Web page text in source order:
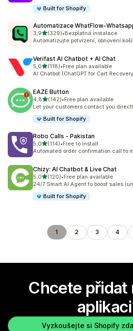
Built for Shopify
Automatizace
3,9z 5 hvězd
(329)
Celkový počet recenzí: 329
•Bezplatná instalace
Automatizujte potvrzení, obnovení
Verifast AI Chatbot + AI Chat
5,0z 5 hvězd
(118)
Celkový počet recenzí: 118
•Free plan available
AI Chatbot (ChatGPT for Cart
EAZE Button
4,8z 5 hvězd
(142)
Celkový počet recenzí: 142
•Free plan available
Let your customers contact you
Built for Shopify
Robo Calls ‑ Pakistan
5,0z 5 hvězd
(114)
Celkový počet recenzí: 114
•Free to install
Automated order confirmation call to
Chizy: AI Chatbot & Live Chat
5,0z 5 hvězd
(120)
Celkový počet recenzí: 120
•Free plan available
24/7 Smart AI Agent to boost sales
Built for Shopify
1 2 3 4
Chcete přidat
Vyzkoušejte si Shopify